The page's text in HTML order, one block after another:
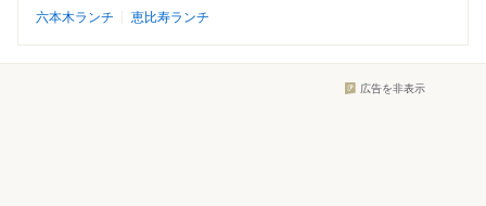
六本木ランチ
恵比寿ランチ
広告を非表示